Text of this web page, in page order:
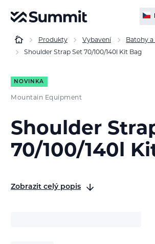
Produkty Vybavení Batohy a
Shoulder Strap Set 70/100/140l Kit Bag
NOVINKA
Mountain Equipment
Shoulder
70/100/140l
Zobrazit celý popis